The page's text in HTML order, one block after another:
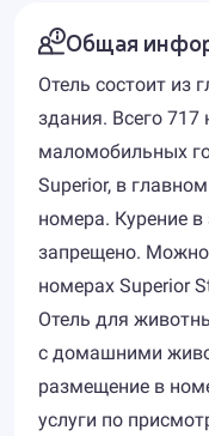
Общая
Отель состоит из
здания. Всего
маломобильных
Superior, в
номера. Курение
запрещено.
номерах Superior
Отель для
с домашними
размещение в
услуги по